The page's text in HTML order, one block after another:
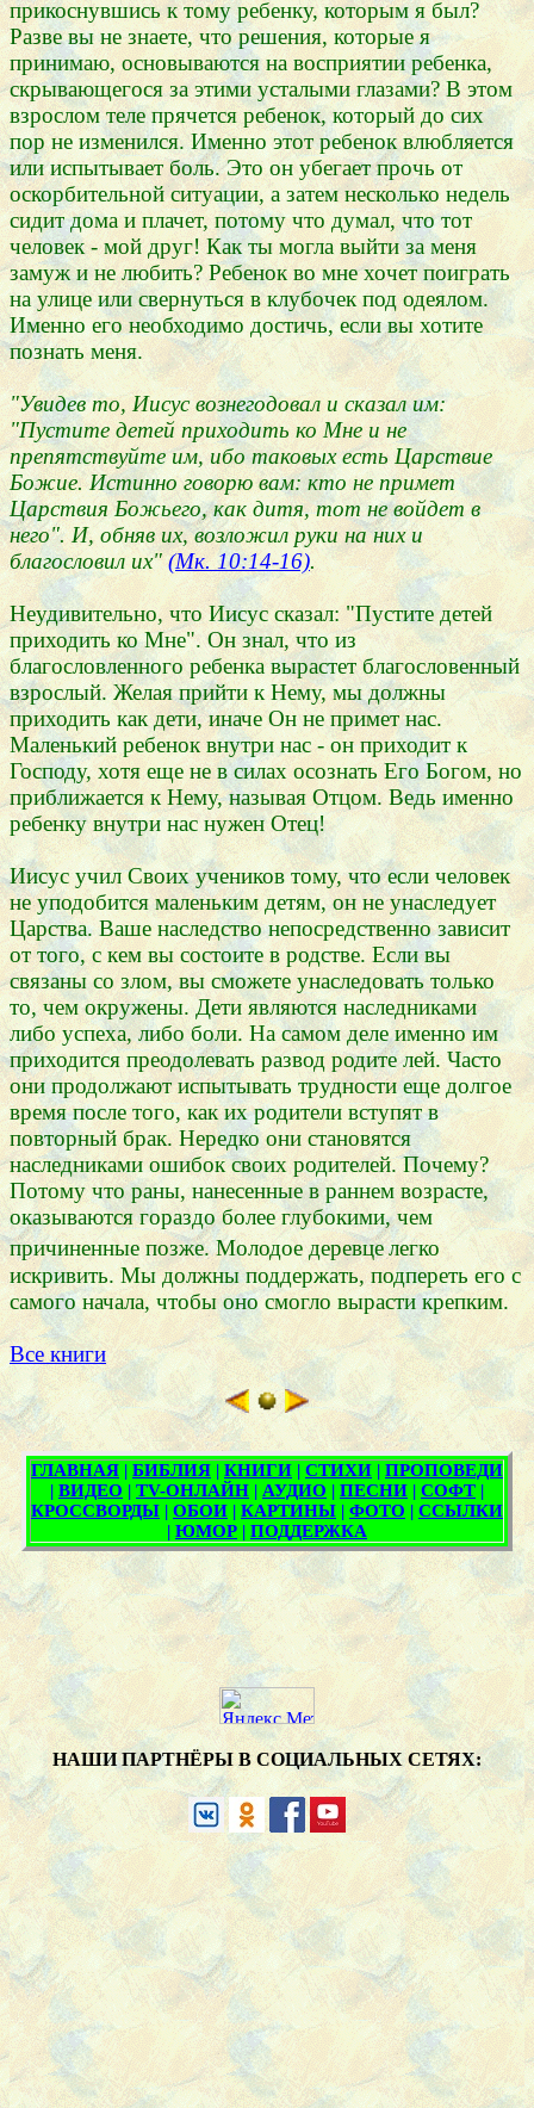
прикоснувшись к тому ребенку, которым я был?
Разве вы не знаете, что решения, которые я
принимаю, основываются на восприятии ребенка,
скрывающегося за этими усталыми глазами? В этом
взрослом теле прячется ребенок, который до сих
пор не изменился. Именно этот ребенок влюбляется
или испытывает боль. Это он убегает прочь от
оскорбительной ситуации, а затем несколько недель
сидит дома и плачет, потому что думал, что тот
человек - мой друг! Как ты могла выйти за меня
замуж и не любить? Ребенок во мне хочет поиграть
на улице или свернуться в клубочек под одеялом.
Именно его необходимо достичь, если вы хотите
познать меня.
"Увидев то, Иисус вознегодовал и сказал им:
"Пустите детей приходить ко Мне и не
препятствуйте им, ибо таковых есть Царствие
Божие. Истинно говорю вам: кто не примет
Царствия Божьего, как дитя, тот не войдет в
него". И, обняв их, возложил руки на них и
благословил их" (Мк. 10:14-16).
Неудивительно, что Иисус сказал: "Пустите детей
приходить ко Мне". Он знал, что из
благословленного ребенка вырастет благословенный
взрослый. Желая прийти к Нему, мы должны
приходить как дети, иначе Он не примет нас.
Маленький ребенок внутри нас - он приходит к
Господу, хотя еще не в силах осознать Его Богом, но
приближается к Нему, называя Отцом. Ведь именно
ребенку внутри нас нужен Отец!
Иисус учил Своих учеников тому, что если человек
не уподобится маленьким детям, он не унаследует
Царства. Ваше наследство непосредственно зависит
от того, с кем вы состоите в родстве. Если вы
связаны со злом, вы сможете унаследовать только
то, чем окружены. Дети являются наследниками
либо успеха, либо боли. На самом деле именно им
приходится преодолевать развод родите лей. Часто
они продолжают испытывать трудности еще долгое
время после того, как их родители вступят в
повторный брак. Нередко они становятся
наследниками ошибок своих родителей. Почему?
Потому что раны, нанесенные в раннем возрасте,
оказываются гораздо более глубокими, чем
причиненные позже. Молодое деревцелегко
искривить. Мы должны поддержать, подпереть его с
самого начала, чтобы оно смогло вырасти крепким.
Все книги